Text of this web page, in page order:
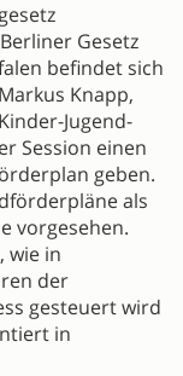
Gesetz
befindet sich
Knapp,
Jugend-
Session einen
geben.
als
vorgesehen.
wie in
der
gesteuert wird
in